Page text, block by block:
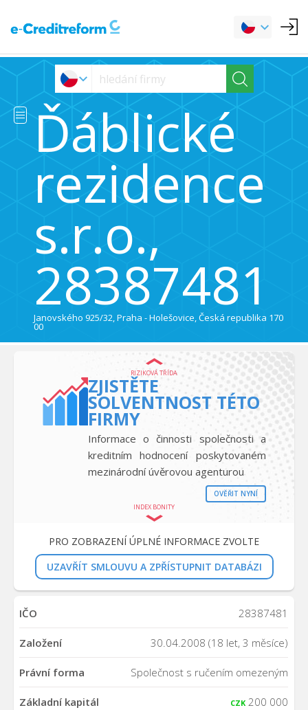
Ďáblické
rezidence
s.r.o.,
28387481
Janovského 925/32, Praha - Holešovice, Česká republika 170
00
RIZIKOVÁ TŘÍDA
ZJISTĚTE
SOLVENTNOST TÉTO
FIRMY
Informace o činnosti společnosti a
kreditním hodnocení poskytovaném
mezinárodní úvěrovou agenturou
OVĚŘIT NYNÍ
INDEX BONITY
PRO ZOBRAZENÍ ÚPLNÉ INFORMACE ZVOLTE
UZAVŘÍT SMLOUVU A ZPŘÍSTUPNIT DATABÁZI
IČO 28387481
Založení 30.04.2008 (18 let, 3 měsíce)
Právní forma Společnost s ručením omezeným
Základní kapitál CZK 200 000